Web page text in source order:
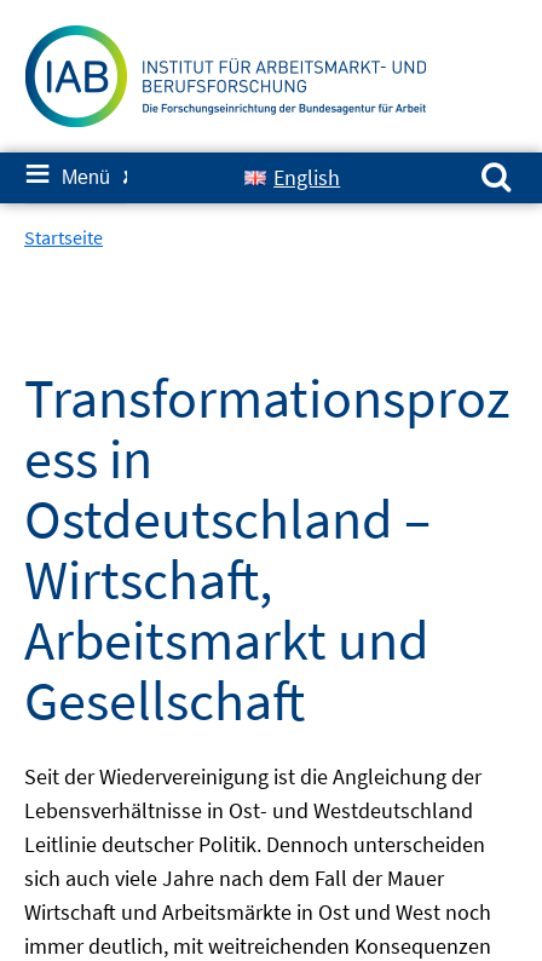
zum
Inhalt
≡ Menü ✘ English
Suchen nach:
Startseite
Transformationsproz
ess in
Ostdeutschland –
Wirtschaft,
Arbeitsmarkt und
Gesellschaft
Seit der Wiedervereinigung ist die Angleichung der
Lebensverhältnisse in Ost- und Westdeutschland
Leitlinie deutscher Politik. Dennoch unterscheiden
sich auch viele Jahre nach dem Fall der Mauer
Wirtschaft und Arbeitsmärkte in Ost und West noch
immer deutlich, mit weitreichenden Konsequenzen